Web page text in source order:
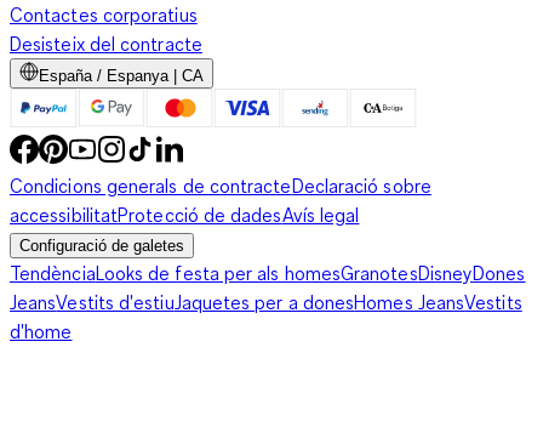
Contactes corporatius
Desisteix del contracte
España / Espanya | CA
Condicions generals de contracteDeclaració sobre
accessibilitatProtecció de dadesAvís legal
Configuració de galetes
TendènciaLooks de festa per als homesGranotesDisneyDones
JeansVestits d'estiu Jaquetes per a donesHomes JeansVestits
d'home